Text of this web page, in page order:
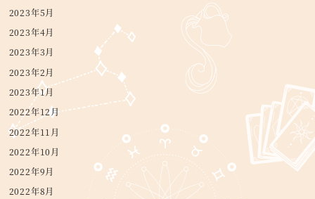
2023年5月
2023年4月
2023年3月
2023年2月
2023年1月
2022年12月
2022年11月
2022年10月
2022年9月
2022年8月